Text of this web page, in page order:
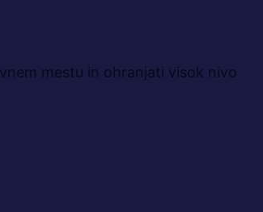
mestu in ohranjati visok nivo